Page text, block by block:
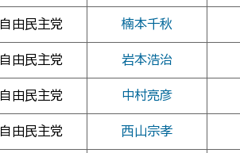
自由民主党 楠本千秋
自由民主党 岩本浩治
自由民主党 中村亮彦
自由民主党 西山宗孝